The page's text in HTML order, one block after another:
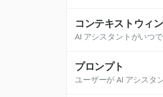
コンテキストウィ
AI アシスタントがいつ
プロンプト
ユーザーが AI アシスタ